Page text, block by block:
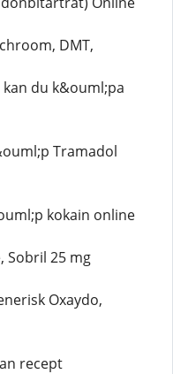
DMT,
du k&ouml;pa
Tramadol
kokain online
Sobril 25 mg
Oxaydo,
recept